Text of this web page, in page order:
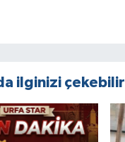
ilginizi çekebilir